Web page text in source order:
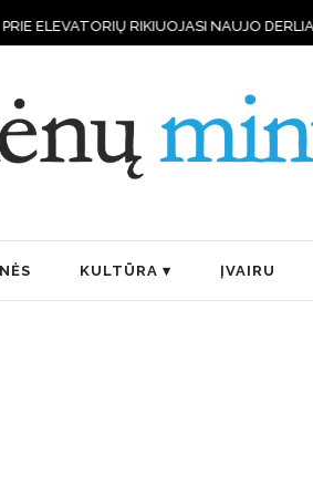
NAUJO DERLIAUS VILKSTINĖS
KULTŪRA ĮVAIRU